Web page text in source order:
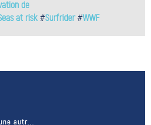
de
at risk#Surfrider#WWF
autr...